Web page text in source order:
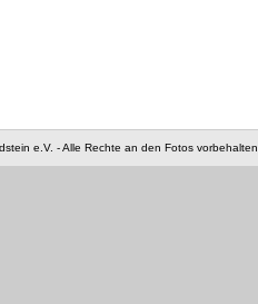
e.V. - Alle Rechte an den Fotos vorbehalten